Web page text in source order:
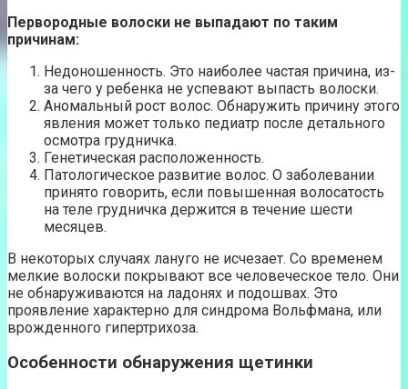
Первородные волоски не выпадают по таким
причинам:
Недоношенность. Это наиболее частая причина, из-
за чего у ребенка не успевают выпасть волоски.
Аномальный рост волос. Обнаружить причину этого
явления может только педиатр после детального
осмотра грудничка.
Генетическая расположенность.
Патологическое развитие волос. О заболевании
принято говорить, если повышенная волосатость
на теле грудничка держится в течение шести
месяцев.
В некоторых случаях лануго не исчезает. Со временем
мелкие волоски покрывают все человеческое тело. Они
не обнаруживаются на ладонях и подошвах. Это
проявление характерно для синдрома Вольфмана, или
врожденного гипертрихоза.
Особенности обнаружения щетинки